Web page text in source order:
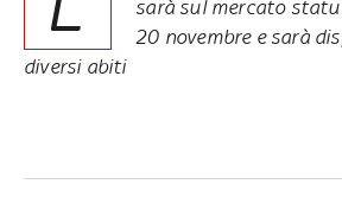
sarà sul mercato
20 novembre e sarà
diversi abiti